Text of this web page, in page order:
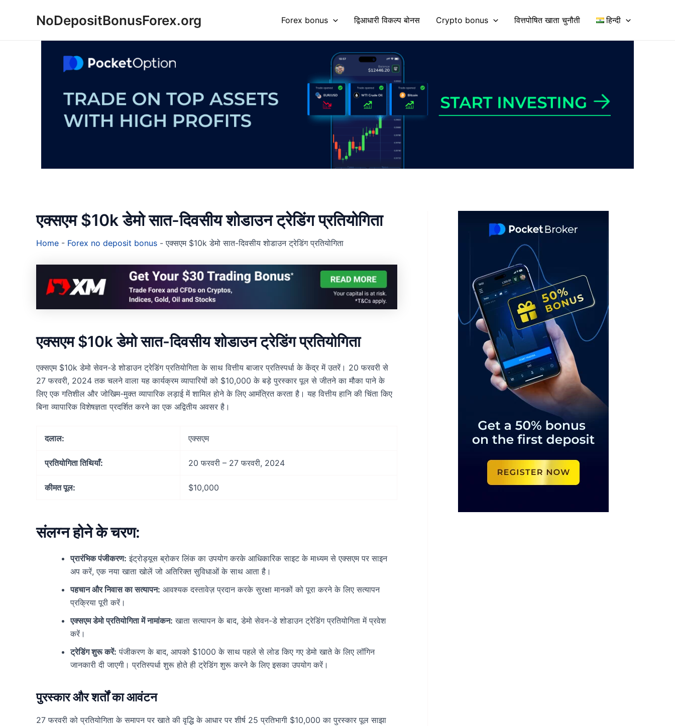
NoDepositBonusForex.org Forex bonus द्विआधारी विकल्प बोनस Crypto bonus वित्तपोषित खाता चुनौती हिन्दी
एक्सएम $10k डेमो सात-दिवसीय शोडाउन ट्रेडिंग प्रतियोगिता
Home - Forex no deposit bonus -एक्सएम $10k डेमो सात-दिवसीय शोडाउन ट्रेडिंग प्रतियोगिता
एक्सएम $10k डेमो सात-दिवसीय शोडाउन ट्रेडिंग प्रतियोगिता
एक्सएम $10k डेमो सेवन-डे शोडाउन ट्रेडिंग प्रतियोगिता के साथ वित्तीय बाजार प्रतिस्पर्धा के केंद्र में उतरें। 20 फरवरी से
27 फरवरी, 2024 तक चलने वाला यह कार्यक्रम व्यापारियों को $10,000 के बड़े पुरस्कार पूल से जीतने का मौका पाने के
लिए एक गतिशील और जोखिम-मुक्त व्यापारिक लड़ाई में शामिल होने के लिए आमंत्रित करता है। यह वित्तीय हानि की चिंता किए
बिना व्यापारिक विशेषज्ञता प्रदर्शित करने का एक अद्वितीय अवसर है।
दलाल: एक्सएम
प्रतियोगिता तिथियाँ: 20 फरवरी – 27 फरवरी, 2024
कीमत पूल: $10,000
संलग्न होने के चरण:
प्रारंभिक पंजीकरण: इंट्रोड्यूस ब्रोकर लिंक का उपयोग करके आधिकारिक साइट के माध्यम से एक्सएम पर साइन
अप करें, एक नया खाता खोलें जो अतिरिक्त सुविधाओं के साथ आता है।
पहचान और निवास का सत्यापन: आवश्यक दस्तावेज़ प्रदान करके सुरक्षा मानकों को पूरा करने के लिए सत्यापन
प्रक्रिया पूरी करें।
एक्सएम डेमो प्रतियोगिता में नामांकन: खाता सत्यापन के बाद, डेमो सेवन-डे शोडाउन ट्रेडिंग प्रतियोगिता में प्रवेश
करें।
ट्रेडिंग शुरू करें: पंजीकरण के बाद, आपको $1000 के साथ पहले से लोड किए गए डेमो खाते के लिए लॉगिन
जानकारी दी जाएगी। प्रतिस्पर्धा शुरू होते ही ट्रेडिंग शुरू करने के लिए इसका उपयोग करें।
पुरस्कार और शर्तों का आवंटन
27 फरवरी को प्रतियोगिता के समापन पर खाते की वृद्धि के आधार पर शीर्ष 25 प्रतिभागी $10,000 का पुरस्कार पूल साझा